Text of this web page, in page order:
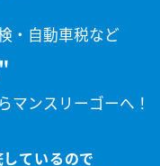
・自動車税など
マンスリーゴーへ！
ているので